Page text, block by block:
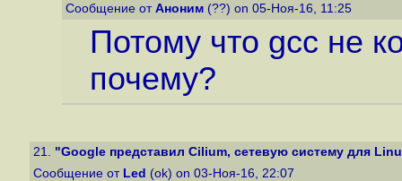
Сообщение от Аноним (??) on 05-Ноя-16, 11:25
Потому что gcc не
почему?
21. "Google представил Cilium, сетевую систему для
Сообщение от Led (ok) on 03-Ноя-16, 22:07